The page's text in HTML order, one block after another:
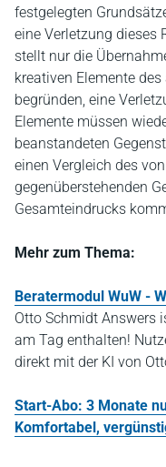
festgelegten
eine Verletzung dieses
stellt nur die
kreativen Elemente
begründen, eine
Elemente müssen
beanstandeten
einen Vergleich des
gegenüberstehenden
Gesamteindrucks
Mehr zum Thema:
Beratermodul WuW -
Otto Schmidt Answers
am Tag enthalten!
direkt mit der KI von
Start-Abo: 3 Monate
Komfortabel,